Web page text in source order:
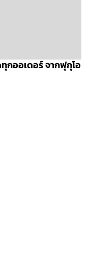
กออเดอร์ จากฟุกุโอ